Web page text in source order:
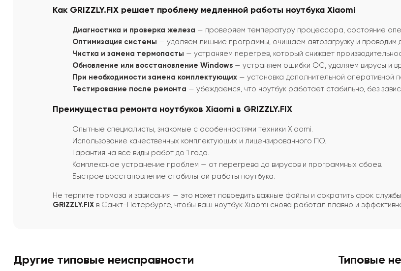
Как GRIZZLY.FIX решает проблему медленной работы ноутбука Xiaomi
Диагностика и проверка железа — проверяем температуру процессора, состояние
Оптимизация системы — удаляем лишние программы, очищаем автозагрузку и проводим
Чистка и замена термопасты — устраняем перегрев, который снижает
Обновление или восстановление Windows — устраняем ошибки ОС, удаляем вирусы и
При необходимости замена комплектующих — установка дополнительной оперативной
Тестирование после ремонта — убеждаемся, что ноутбук работает стабильно, без
Преимущества ремонта ноутбуков Xiaomi в GRIZZLY.FIX
Опытные специалисты, знакомые с особенностями техники Xiaomi.
Использование качественных комплектующих и лицензированного ПО.
Гарантия на все виды работ до 1 года.
Комплексное устранение проблем — от перегрева до вирусов и программных сбоев.
Быстрое восстановление стабильной работы ноутбука.
Не терпите тормоза и зависания — это может повредить важные файлы и сократить срок
GRIZZLY.FIX в Санкт-Петербурге, чтобы ваш ноутбук Xiaomi снова работал плавно и
Другие типовые неисправности Типовые